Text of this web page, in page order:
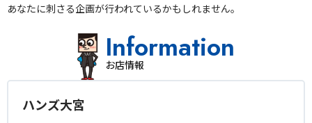
あなたに刺さる企画が行われているかもしれません。
Information
お店情報
ハンズ大宮